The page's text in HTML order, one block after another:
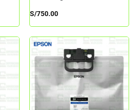
S/750.00